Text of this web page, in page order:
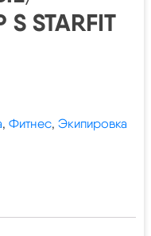
STARFIT
, Фитнес, Экипировка